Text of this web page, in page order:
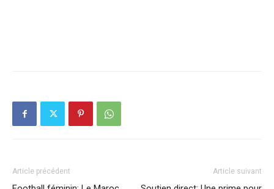
Article précédent Article suivant